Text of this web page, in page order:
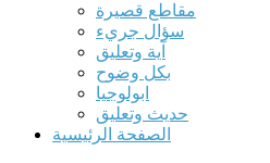
مقاطع قصيرة
سؤال جريء
آية وتعليق
بكل وضوح
ابولوجيا
حديث وتعليق
الصفحة الرئيسية